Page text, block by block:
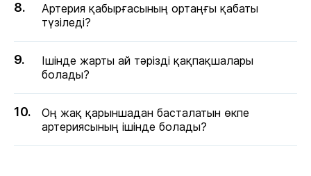
Артерия қабырғасының ортаңғы қабаты
түзіледі?
Ішінде жарты ай тәрізді қақпақшалары
болады?
Оң жақ қарыншадан басталатын өкпе
артериясының ішінде болады?